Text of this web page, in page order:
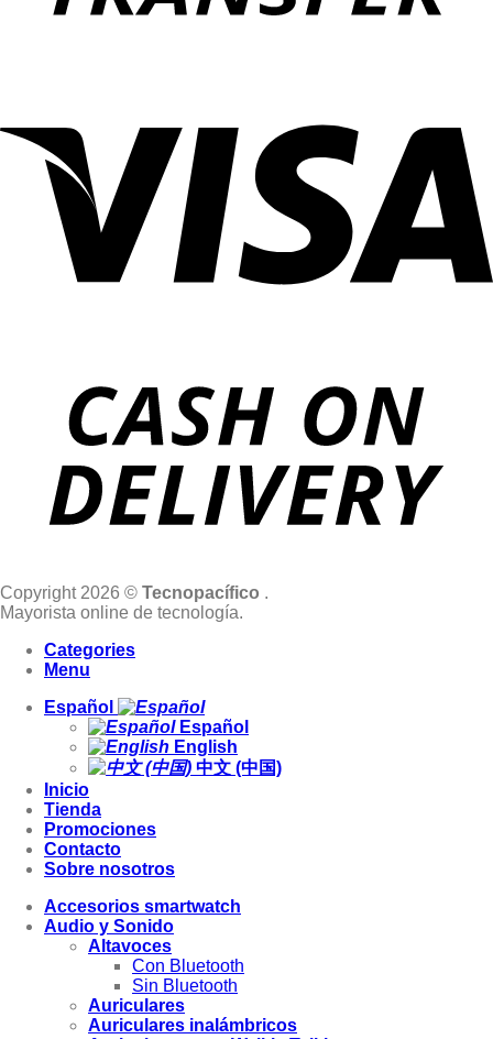
Copyright 2026 © Tecnopacífico .
Mayorista online de tecnología.
Categories
Menu
Español
Español
English
中文 (中国)
Inicio
Tienda
Promociones
Contacto
Sobre nosotros
Accesorios smartwatch
Audio y Sonido
Altavoces
Con Bluetooth
Sin Bluetooth
Auriculares
Auriculares inalámbricos